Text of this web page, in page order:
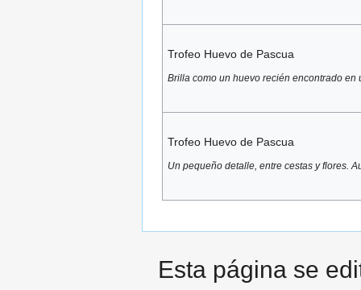
Trofeo Huevo de Pascua
Brilla como un huevo recién encontrado en
Trofeo Huevo de Pascua
Un pequeño detalle, entre cestas y flores.
Esta página se